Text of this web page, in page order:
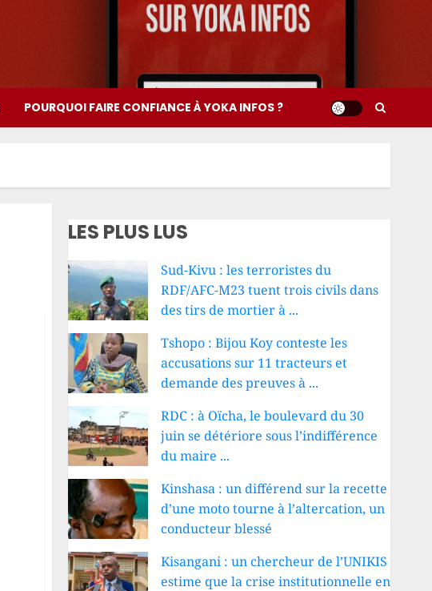
POURQUOI FAIRE CONFIANCE À YOKA INFOS ?
LES PLUS LUS
Sud-Kivu : les terroristes du
RDF/AFC-M23 tuent trois civils dans
des tirs de mortier à ...
Tshopo : Bijou Koy conteste les
accusations sur 11 tracteurs et
demande des preuves à ...
RDC : à Oïcha, le boulevard du 30
juin se détériore sous l’indifférence
du maire ...
Kinshasa : un différend sur la recette
d’une moto tourne à l’altercation, un
conducteur blessé
Kisangani : un chercheur de l’UNIKIS
estime que la crise institutionnelle en